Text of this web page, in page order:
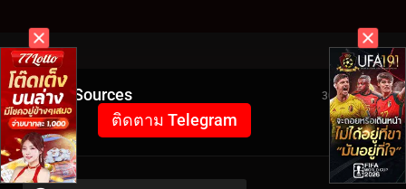
Video Sources 3051 Views
ติดตาม Telegram